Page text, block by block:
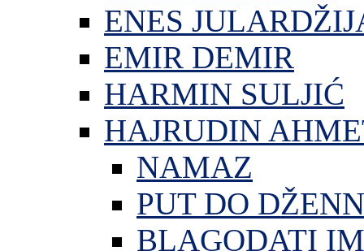
ENES
EMIR DEMIR
HARMIN SULJIĆ
HAJRUDIN
NAMAZ
PUT DO
BLAGODATI